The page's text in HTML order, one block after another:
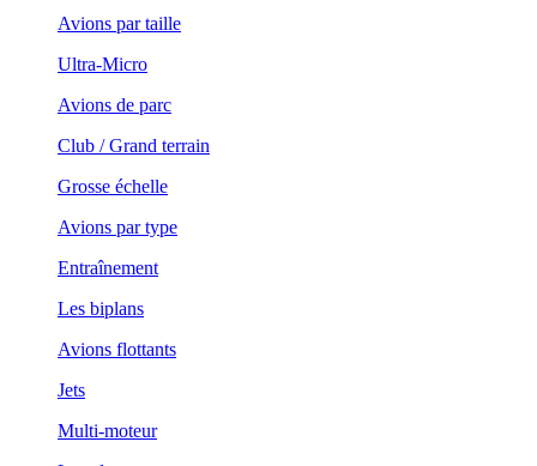
Avions par taille
Ultra-Micro
Avions de parc
Club / Grand terrain
Grosse échelle
Avions par type
Entraînement
Les biplans
Avions flottants
Jets
Multi-moteur